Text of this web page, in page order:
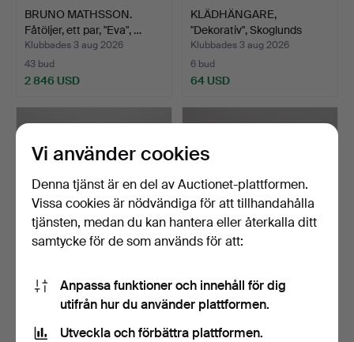
BRUNO MATHSSON.
Fåtöljer, ett par, "Eva", …
Klubbades 3 aug 2026
43 bud
2 846 USD
KLÄDHÄNGARE,
"Dekorativ", Skoglunds
Metall…
Klubbades 3 aug 2026
6 bud
64 USD
SIDEBOARD, 1960-tal.
Klubbades 3 aug 2026
39 bud
BYRÅ, Swedish Modern,
Johannesborgs Möbelf…
Klubbades 3 aug 2026
28 bud
Vi använder cookies
Denna tjänst är en del av Auctionet-plattformen.
Vissa cookies är nödvändiga för att tillhandahålla
tjänsten, medan du kan hantera eller återkalla ditt
samtycke för de som används för att:
Anpassa funktioner och innehåll för dig
utifrån hur du använder plattformen.
Utveckla och förbättra plattformen.